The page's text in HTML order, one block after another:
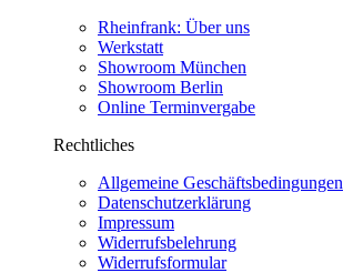
Rheinfrank: Über uns
Werkstatt
Showroom München
Showroom Berlin
Online Terminvergabe
Rechtliches
Allgemeine Geschäftsbedingungen
Datenschutzerklärung
Impressum
Widerrufsbelehrung
Widerrufsformular